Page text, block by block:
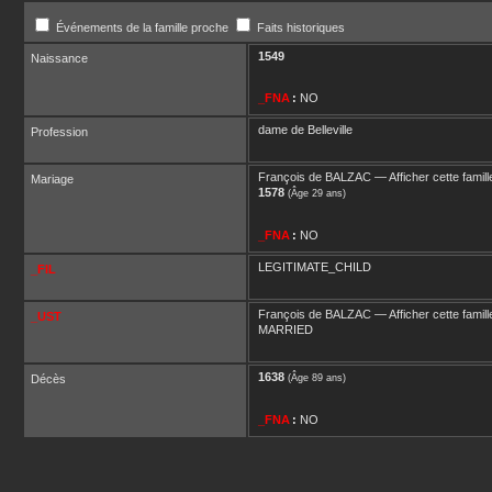
Événements de la famille proche Faits historiques
Naissance 1549
_FNA : NO
Profession dame de Belleville
Mariage François de BALZAC —Afficher cette
1578 (Âge 29 ans)
_FNA : NO
_FIL LEGITIMATE_CHILD
_UST François de BALZAC —Afficher cette
MARRIED
Décès 1638 (Âge 89 ans)
_FNA : NO